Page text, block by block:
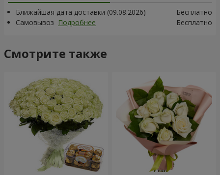
Ближайшая дата доставки (09.08.2026)
Бесплатно
Самовывоз Подробнее Бесплатно
Смотрите также